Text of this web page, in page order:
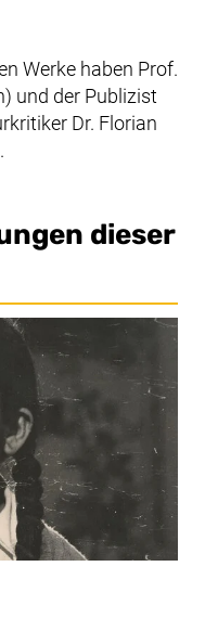
Werke haben Prof.
und der Publizist
Dr. Florian
dieser